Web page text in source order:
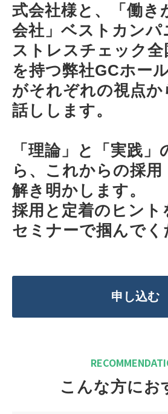
式会社様と、「働き
会社」ベストカンパ
ストレスチェック全
を持つ弊社GCホー
がそれぞれの視点か
話しします。
「理論」と「実践」
ら、これからの採用
解き明かします。
採用と定着のヒント
セミナーで掴んでく
申し込む
こんな方にお